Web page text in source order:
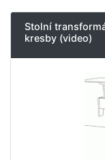
Stolní
kresby (video)